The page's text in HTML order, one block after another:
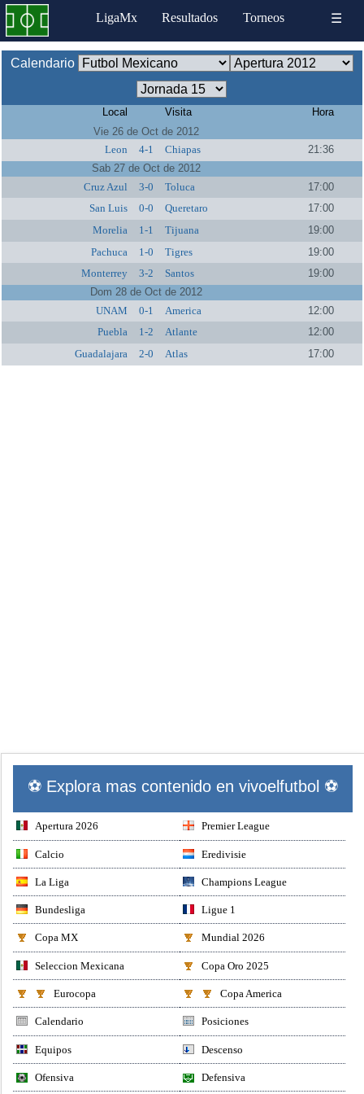
LigaMx Resultados Torneos ☰
Calendario
Local Visita
Hora
Vie 26 de Oct de 2012
Leon
4-1 Chiapas
21:36
Sab 27 de Oct de 2012
Cruz Azul
3-0 Toluca
17:00
San Luis
0-0 Queretaro
17:00
Morelia
1-1 Tijuana
19:00
Pachuca
1-0 Tigres
19:00
Monterrey
3-2 Santos
19:00
Dom 28 de Oct de 2012
UNAM
0-1 America
12:00
Puebla
1-2 Atlante
12:00
Guadalajara
2-0 Atlas 17:00
⚽ Explora mas contenido en vivoelfutbol ⚽
Apertura 2026 Premier League
Calcio Eredivisie
La Liga Champions League
Bundesliga Ligue 1
Copa MX Mundial 2026
Seleccion Mexicana Copa Oro 2025
Eurocopa Copa America
Calendario Posiciones
Equipos Descenso
Ofensiva Defensiva